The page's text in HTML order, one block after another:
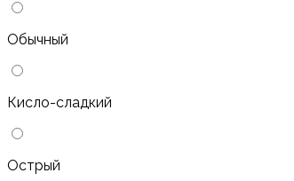
Обычный
Кисло-сладкий
Острый